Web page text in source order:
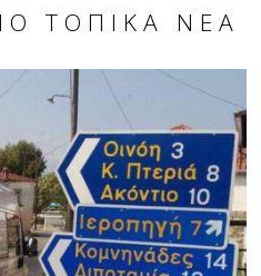
ΤΟΠΙΚΆ ΝΈΑ